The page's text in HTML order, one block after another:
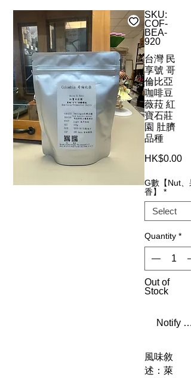
SKU:
COF-
BEA-
920
台灣 民
享號 哥
倫比亞
咖啡豆
薇菈 紅
寶石莊
園 肚臍
品種
HK$0.00
G數【Nut、
香】
*
Quantity *
Out of
Stock
Notify
風味敘
述：萊